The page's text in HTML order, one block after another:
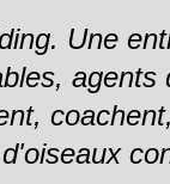
Une
agents